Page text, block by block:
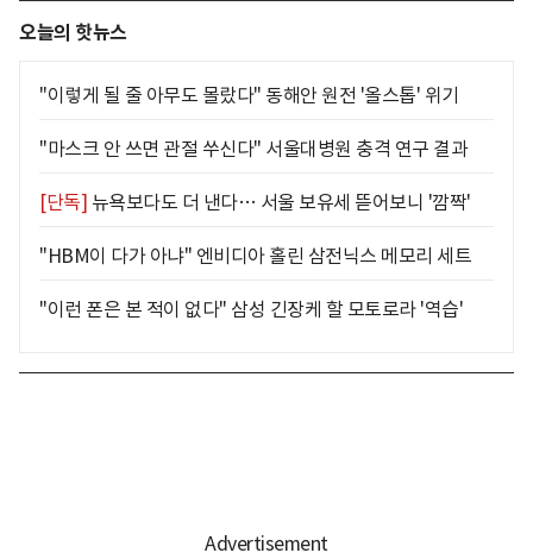
오늘의 핫뉴스
"이렇게 될 줄 아무도 몰랐다" 동해안 원전 '올스톱' 위기
"마스크 안 쓰면 관절 쑤신다" 서울대병원 충격 연구 결과
[단독] 뉴욕보다도 더 낸다… 서울 보유세 뜯어보니 '깜짝'
"HBM이 다가 아냐" 엔비디아 홀린 삼전닉스 메모리 세트
"이런 폰은 본 적이 없다" 삼성 긴장케 할 모토로라 '역습'